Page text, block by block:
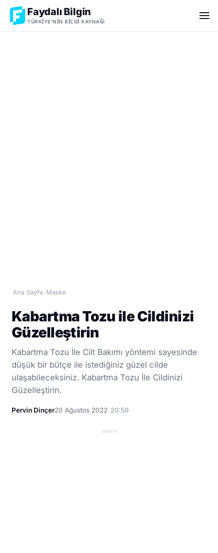
Faydalı Bilgin
TÜRKIYE'NIN BILGI KAYNAĞI
Ana Sayfa ›Maske
Kabartma Tozu ile Cildinizi
Güzelleştirin
Kabartma Tozu İle Cilt Bakımı yöntemi sayesinde
düşük bir bütçe ile istediğiniz güzel cilde
ulaşabileceksiniz. Kabartma Tozu İle Cildinizi
Güzelleştirin.
Pervin Dinçer20 Ağustos 2022 20:59
reklam